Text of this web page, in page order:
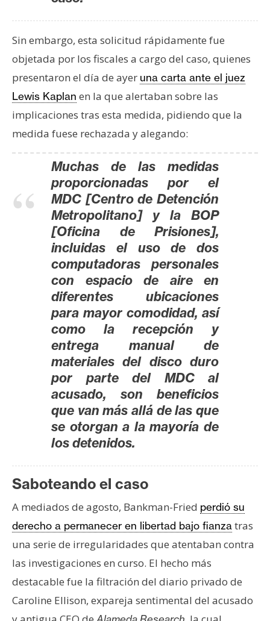
s
C
o
n
t
a
c
t
Sin embargo, esta solicitud rápidamente fue
objetada por los fiscales a cargo del caso, quienes
presentaron el día de ayer una carta ante el juez
Lewis Kaplan en la que alertaban sobre las
implicaciones tras esta medida, pidiendo que la
medida fuese rechazada y alegando:
Muchas de las medidas
proporcionadas por el
MDC [Centro de Detención
Metropolitano] y la BOP
[Oficina de Prisiones],
incluidas el uso de dos
computadoras personales
con espacio de aire en
diferentes ubicaciones
para mayor comodidad, así
como la recepción y
entrega manual de
materiales del disco duro
por parte del MDC al
acusado, son beneficios
que van más allá de las que
se otorgan a la mayoría de
los detenidos.
Saboteando el caso
A mediados de agosto, Bankman-Fried perdió su
derecho a permanecer en libertad bajo fianzatras
una serie de irregularidades que atentaban contra
las investigaciones en curso. El hecho más
destacable fue la filtración del diario privado de
Caroline Ellison, expareja sentimental del acusado